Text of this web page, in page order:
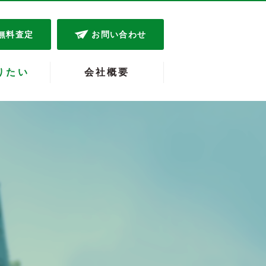
料査定 お問い合わせ
たい 会社概要